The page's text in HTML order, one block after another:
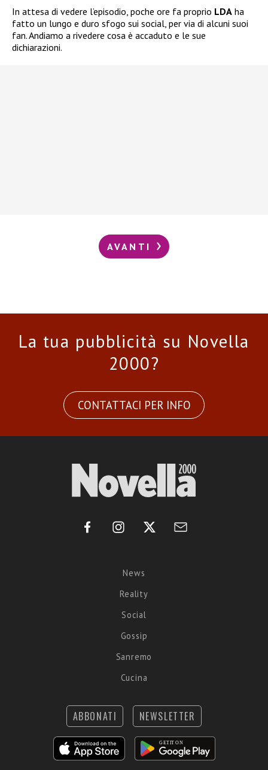
In attesa di vedere l’episodio, poche ore fa proprio LDA ha
fatto un lungo e duro sfogo sui social, per via di alcuni suoi
fan. Andiamo a rivedere cosa è accaduto e le sue
dichiarazioni.
AVANTI
La tua pubblicità su Novella
2000?
CONTATTACI PER INFO
News
Reality
Social
Gossip
Sanremo
Cucina
ABBONATI NEWSLETTER